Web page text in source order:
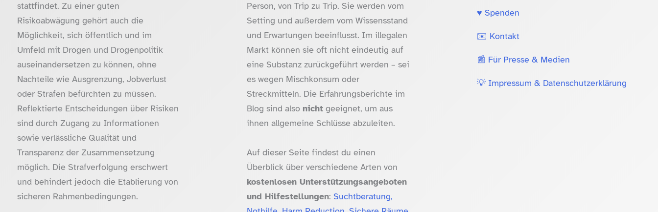
stattfindet. Zu einer guten
Risikoabwägung gehört auch die
Möglichkeit, sich öffentlich und im
Umfeld mit Drogen und Drogenpolitik
auseinandersetzen zu können, ohne
Nachteile wie Ausgrenzung, Jobverlust
oder Strafen befürchten zu müssen.
Reflektierte Entscheidungen über Risiken
sind durch Zugang zu Informationen
sowie verlässliche Qualität und
Transparenz der Zusammensetzung
möglich. Die Strafverfolgung erschwert
und behindert jedoch die Etablierung von
sicheren Rahmenbedingungen.
Person, von Trip zu Trip. Sie werden vom
Setting und außerdem vom Wissensstand
und Erwartungen beeinflusst. Im illegalen
Markt können sie oft nicht eindeutig auf
eine Substanz zurückgeführt werden – sei
es wegen Mischkonsum oder
Streckmitteln. Die Erfahrungsberichte im
Blog sind also nicht geeignet, um aus
ihnen allgemeine Schlüsse abzuleiten.
Auf dieser Seite findest du einen
Überblick über verschiedene Arten von
kostenlosen Unterstützungsangeboten
und Hilfestellungen: Suchtberatung,
♥️ Spenden
✉️ Kontakt
📰 Für Presse & Medien
💡 Impressum & Datenschutzerklärung